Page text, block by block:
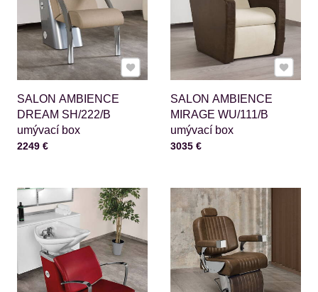
SALON AMBIENCE
DREAM SH/222/B
umývací box
Cena s DPH
2249 €
Pridať k Obľúbeným
SALON AMBIENCE
MIRAGE WU/111/B
umývací box
Cena s DPH
3035 €
Pridať